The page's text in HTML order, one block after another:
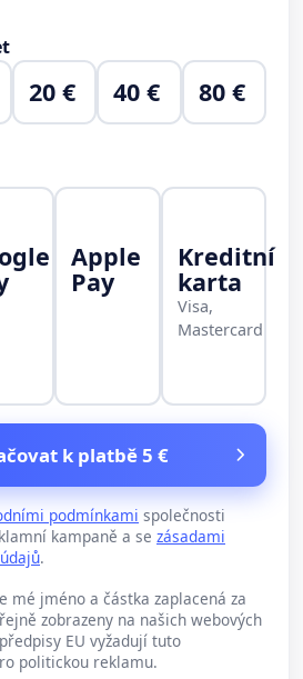
20 € 40 € 80 €
Apple
Pay
Kreditní
karta
Visa,
Mastercard
k platbě 5 €
podmínkami společnosti
kampaně a se zásadami
.
mé jméno a částka zaplacená za
zobrazeny na našich webových
EU vyžadují tuto
politickou reklamu.